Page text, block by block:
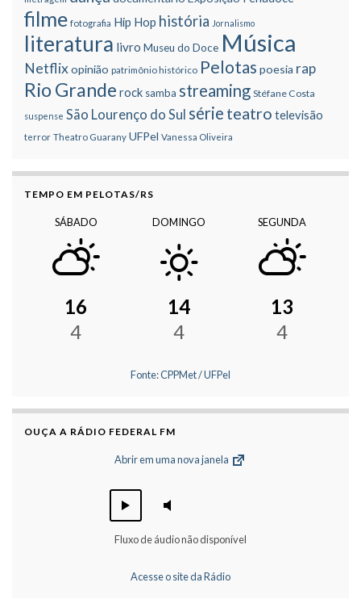
filme fotografia Hip Hop história Jornalismo
literatura livro Museu do Doce Música
Netflixopinião patrimônio histórico Pelotas poesia rap
Rio Grande rock samba streaming Stéfane Costa
suspense São Lourenço do Sul série teatro televisão
terror Theatro Guarany UFPel Vanessa Oliveira
TEMPO EM PELOTAS/RS
SÁBADO
16
4
DOMINGO
14
4
SEGUNDA
13
4
Fonte: CPPMet / UFPel
OUÇA A RÁDIO FEDERAL FM
Abrir em uma nova janela
Fluxo de áudio não disponível
Acesse o site da Rádio